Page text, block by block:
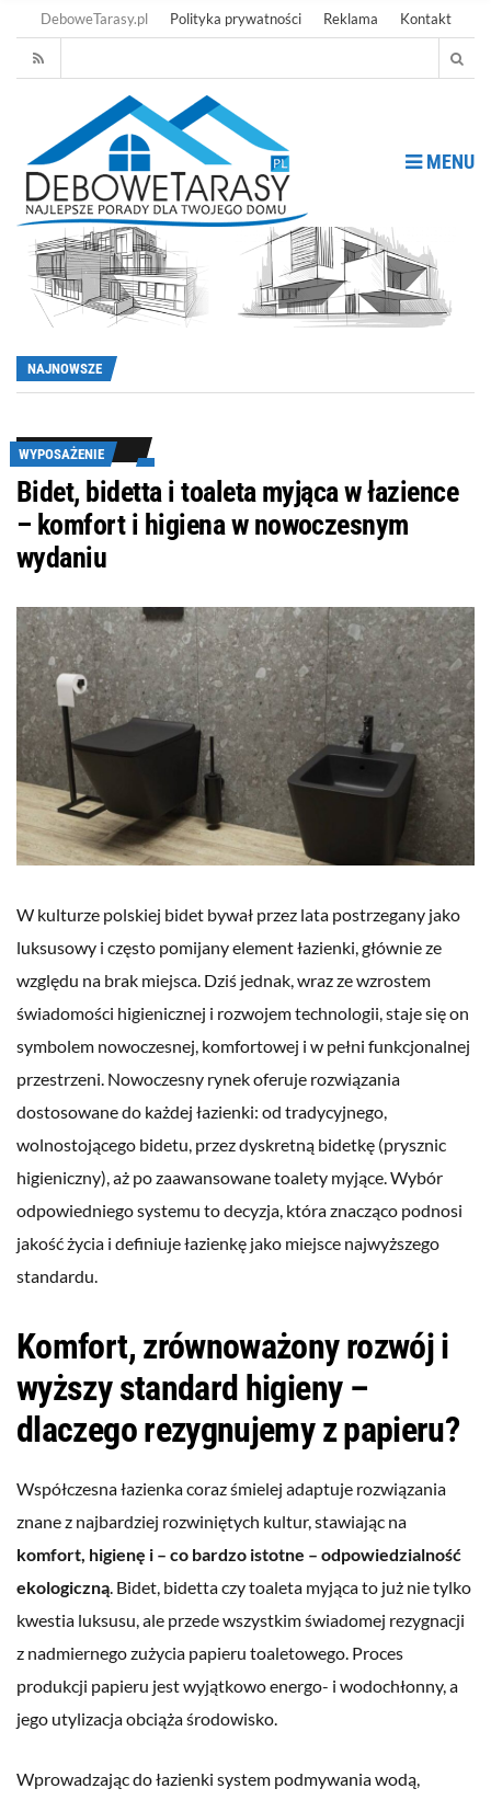
DeboweTarasy.pl Polityka prywatności Reklama Kontakt
MENU
NAJNOWSZE
WYPOSAŻENIE
Bidet, bidetta i toaleta myjąca w łazience
– komfort i higiena w nowoczesnym
wydaniu
W kulturze polskiej bidet bywał przez lata postrzegany jako
luksusowy i często pomijany element łazienki, głównie ze
względu na brak miejsca. Dziś jednak, wraz ze wzrostem
świadomości higienicznej i rozwojem technologii, staje się on
symbolem nowoczesnej, komfortowej i w pełni funkcjonalnej
przestrzeni. Nowoczesny rynek oferuje rozwiązania
dostosowane do każdej łazienki: od tradycyjnego,
wolnostojącego bidetu, przez dyskretną bidetkę (prysznic
higieniczny), aż po zaawansowane toalety myjące. Wybór
odpowiedniego systemu to decyzja, która znacząco podnosi
jakość życia i definiuje łazienkę jako miejsce najwyższego
standardu.
Komfort, zrównoważony rozwój i
wyższy standard higieny –
dlaczego rezygnujemy z papieru?
Współczesna łazienka coraz śmielej adaptuje rozwiązania
znane z najbardziej rozwiniętych kultur, stawiając na
komfort, higienę i – co bardzo istotne – odpowiedzialność
ekologiczną. Bidet, bidetta czy toaleta myjąca to już nie tylko
kwestia luksusu, ale przede wszystkim świadomej rezygnacji
z nadmiernego zużycia papieru toaletowego. Proces
produkcji papieru jest wyjątkowo energo- i wodochłonny, a
jego utylizacja obciąża środowisko.
Wprowadzając do łazienki system podmywania wodą,